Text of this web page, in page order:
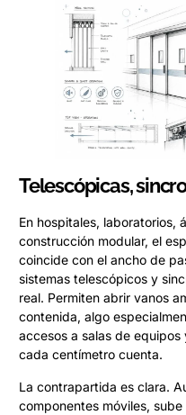
Telescópicas,
En hospitales, laboratorios,
construcción modular, el
coincide con el ancho de
sistemas telescópicos y
real. Permiten abrir vanos
contenida, algo
accesos a salas de
cada centímetro cuenta.
La contrapartida es clara.
componentes móviles,